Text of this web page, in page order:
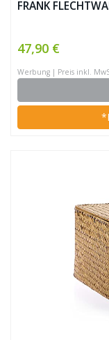
FRANK
47,90 €
Werbung | Preis inkl.